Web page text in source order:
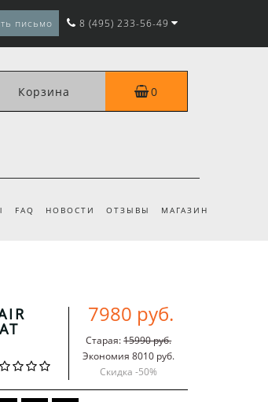
письмо 8 (495) 233-56-49
Корзина 0
FAQ НОВОСТИ ОТЗЫВЫ МАГАЗИН
7980 руб.
Старая:15990 руб.
Экономия 8010 руб.
Скидка -50%